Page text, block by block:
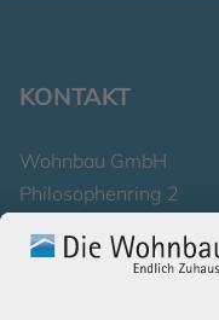
KONTAKT
Wohnbau GmbH
Philosophenring 2